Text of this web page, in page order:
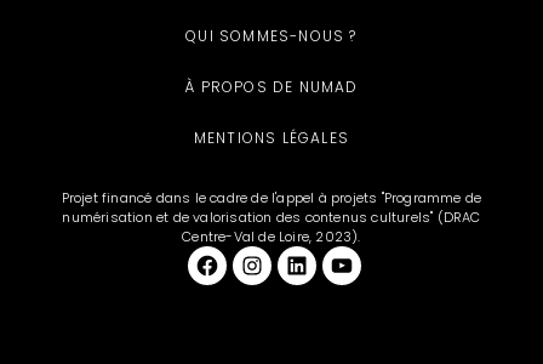
QUI SOMMES-NOUS ?
À PROPOS DE NUMAD
MENTIONS LÉGALES
Projet financé dans le cadre de l'appel à projets "Programme de
numérisation et de valorisation des contenus culturels" (DRAC
Centre-Val de Loire, 2023).
Facebook et aussi sur Instagram LinkedIn YouTube